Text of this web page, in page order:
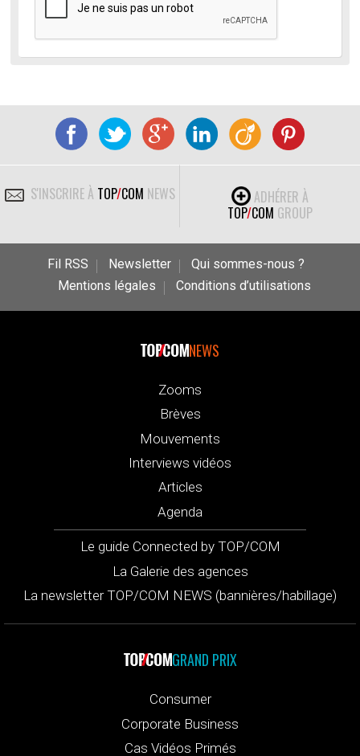
S'INSCRIRE À TOP/COM NEWS
ADHÉRER À
TOP/COM GROUP
Fil RSS Newsletter
Qui sommes-nous ?
Mentions légales
Conditions d’utilisations
NEWS
Zooms
Brèves
Mouvements
Interviews vidéos
Articles
Agenda
Le guide Connected by TOP/COM
La Galerie des agences
La newsletter TOP/COM NEWS (bannières/habillage)
GRAND PRIX
Consumer
Corporate Business
Cas Vidéos Primés